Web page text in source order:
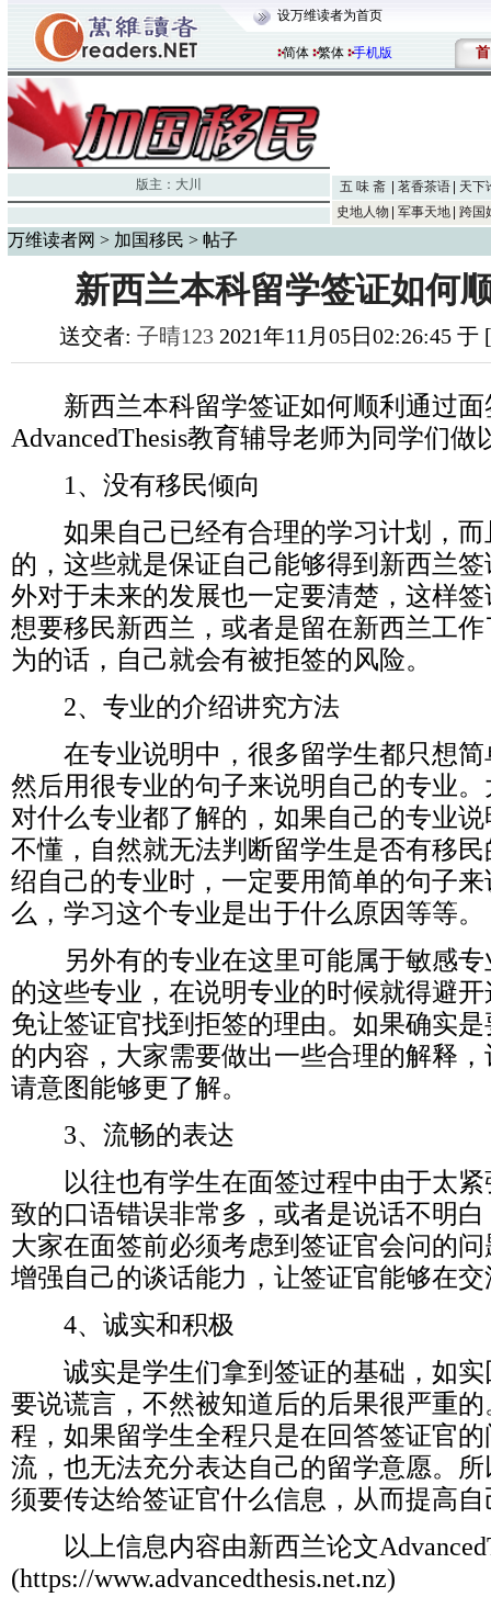
设万维读者为首页
简体 繁体 手机版 首
版主： 大川 五 味 斋 茗香茶语
天下
史地人物
军事天地 跨国
万维读者网 > 加国移民 > 帖子
新西兰本科留学签证如何
送交者: 子晴123 2021年11月05日02:26:45
新西兰本科留学签证如何顺利通过面
AdvancedThesis教育辅导老师为同学们
1、没有移民倾向
如果自己已经有合理的学习计划，而
的，这些就是保证自己能够得到新西兰
外对于未来的发展也一定要清楚，这样
想要移民新西兰，或者是留在新西兰工
为的话，自己就会有被拒签的风险。
2、专业的介绍讲究方法
在专业说明中，很多留学生都只想简
然后用很专业的句子来说明自己的专业
对什么专业都了解的，如果自己的专业
不懂，自然就无法判断留学生是否有移
绍自己的专业时，一定要用简单的句子
么，学习这个专业是出于什么原因等等。
另外有的专业在这里可能属于敏感专
的这些专业，在说明专业的时候就得避
免让签证官找到拒签的理由。如果确实
的内容，大家需要做出一些合理的解释
请意图能够更了解。
3、流畅的表达
以往也有学生在面签过程中由于太紧
致的口语错误非常多，或者是说话不明
大家在面签前必须考虑到签证官会问的
增强自己的谈话能力，让签证官能够在
4、诚实和积极
诚实是学生们拿到签证的基础，如实
要说谎言，不然被知道后的后果很严重
程，如果留学生全程只是在回答签证官
流，也无法充分表达自己的留学意愿。
须要传达给签证官什么信息，从而提高
以上信息内容由新西兰论文
(https://www.advancedthesis.net.nz)